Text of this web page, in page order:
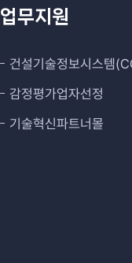
업무지원
건설기술정보시스템
감정평가업자선정
기술혁신파트너몰